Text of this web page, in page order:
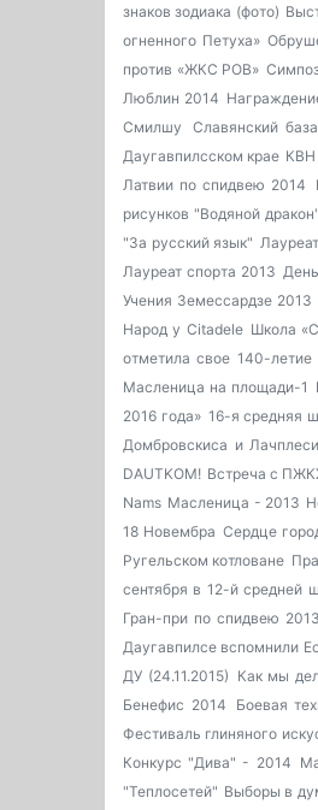
знаков зодиака (фото)
огненного Петуха»
против «ЖКС РОВ»
Люблин 2014
Смилшу
Славянский
Даугавпилсском крае КВН
Латвии по спидвею 2014
рисунков "Водяной дракон"
"За русский язык"
Лауреат спорта 2013
Учения Земессардзе 2013
Народ у Citadele Школа
отметила свое 140-летие
Масленица на площади-1
2016 года» 16-я средняя
Домбровскиса и
DAUTKOM! Встреча с
Nams Масленица - 2013
18 Новембра Сердце
Ругельском котловане
сентября в 12-й средней
Гран-при по спидвею 2013
Даугавпилсе вспомнили
ДУ (24.11.2015) Как мы
Бенефис 2014
Боевая
Фестиваль глиняного
Конкурс "Дива" - 2014
"Теплосетей" Выборы в